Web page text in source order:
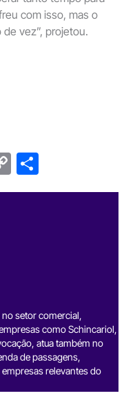
com isso, mas o
vez”, projetou.
C
o
S
h
setor comercial,
como Schincariol,
atua também no
de passagens,
relevantes do